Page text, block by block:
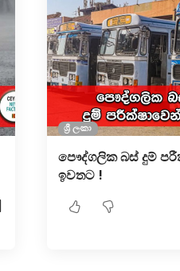
ශ්‍රී ලංකා
පෞද්ගලික බස් දුම්
ඉවතට !